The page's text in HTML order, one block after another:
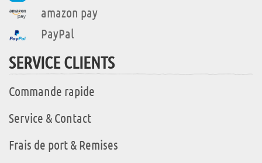
amazon pay
PayPal
SERVICE CLIENTS
Commande rapide
Service & Contact
Frais de port & Remises